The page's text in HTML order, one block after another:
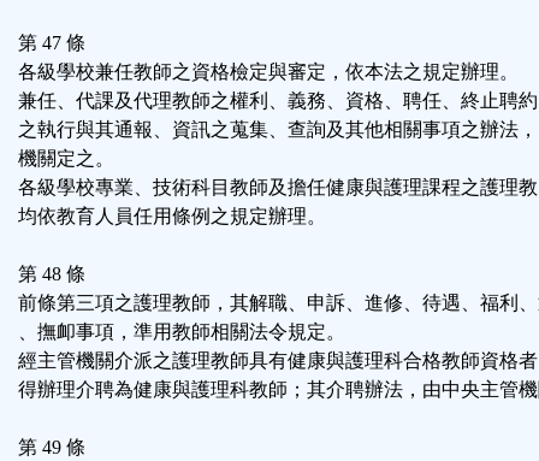
第 47 條
各級學校兼任教師之資格檢定與審定，依本法之規定辦理。
兼任、代課及代理教師之權利、義務、資格、聘任、終止聘
之執行與其通報、資訊之蒐集、查詢及其他相關事項之辦法
機關定之。
各級學校專業、技術科目教師及擔任健康與護理課程之護理
均依教育人員任用條例之規定辦理。
第 48 條
前條第三項之護理教師，其解職、申訴、進修、待遇、福利
、撫卹事項，準用教師相關法令規定。
經主管機關介派之護理教師具有健康與護理科合格教師資格
得辦理介聘為健康與護理科教師；其介聘辦法，由中央主管
第 49 條